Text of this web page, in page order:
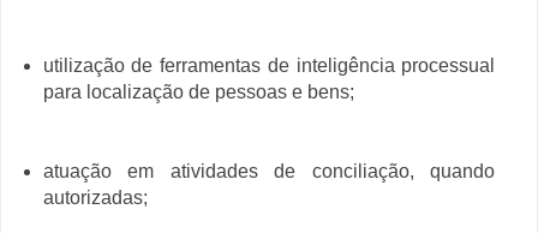
utilização de ferramentas de inteligência processual
para localização de pessoas e bens;
atuação em atividades de conciliação, quando
autorizadas;